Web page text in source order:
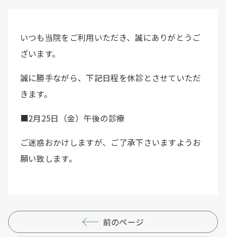
いつも当院をご利用いただき、誠にありがとうご
ざいます。
誠に勝手ながら、下記日程を休診とさせていただ
きます。
■2月25日（金）午後の診療
ご迷惑おかけしますが、ご了承下さいますようお
願い致します。
前のページ